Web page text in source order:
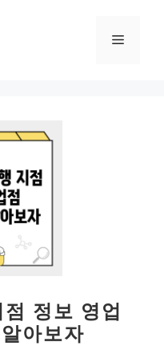
메
정보 영업
아보자